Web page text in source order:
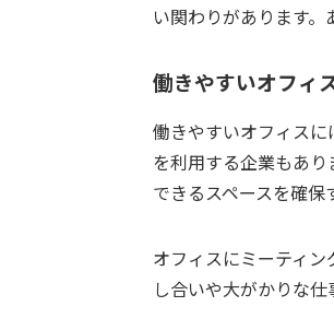
い関わりがあります
働きやすいオフィ
働きやすいオフィス
を利用する企業もあ
できるスペースを確保
オフィスにミーティ
し合いや大がかりな仕